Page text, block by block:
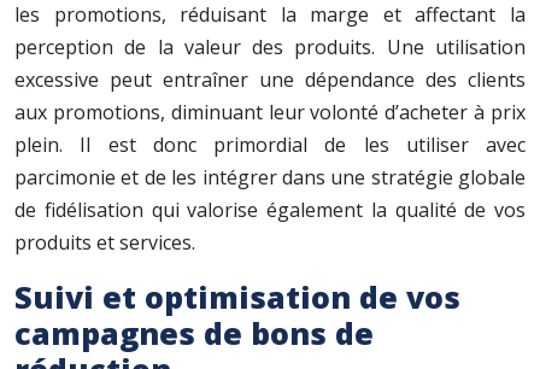
les promotions, réduisant la marge et affectant la
perception de la valeur des produits. Une utilisation
excessive peut entraîner une dépendance des clients
aux promotions, diminuant leur volonté d’acheter à prix
plein. Il est donc primordial de les utiliser avec
parcimonie et de les intégrer dans une stratégie globale
de fidélisation qui valorise également la qualité de vos
produits et services.
Suivi et optimisation de vos
campagnes de bons de